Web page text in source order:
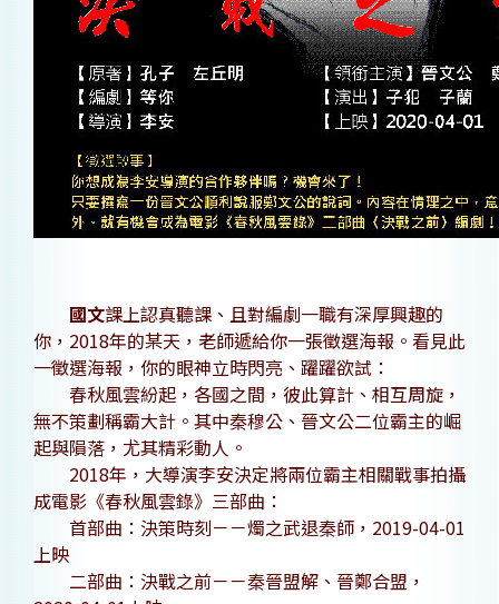
國文課上認真聽課、且對編劇一職有深厚興趣的
你，2018年的某天，老師遞給你一張徵選海報。看見此
一徵選海報，你的眼神立時閃亮、躍躍欲試：
春秋風雲紛起，各國之間，彼此算計、相互周旋，
無不策劃稱霸大計。其中秦穆公、晉文公二位霸主的崛
起與隕落，尤其精彩動人。
2018年，大導演李安決定將兩位霸主相關戰事拍攝
成電影《春秋風雲錄》三部曲：
首部曲：決策時刻－－燭之武退秦師，2019-04-01
上映
二部曲：決戰之前－－秦晉盟解、晉鄭合盟，